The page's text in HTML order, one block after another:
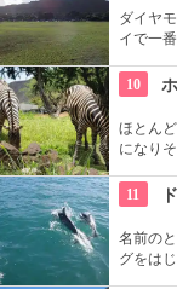
ダイヤ
イで一
て、ク
10
ほとん
になり
ルーツ
11
名前の
グをは